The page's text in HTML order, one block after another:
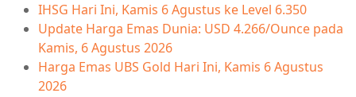
IHSG Hari Ini, Kamis 6 Agustus ke Level 6.350
Update Harga Emas Dunia: USD 4.266/Ounce pada
Kamis, 6 Agustus 2026
Harga Emas UBS Gold Hari Ini, Kamis 6 Agustus
2026